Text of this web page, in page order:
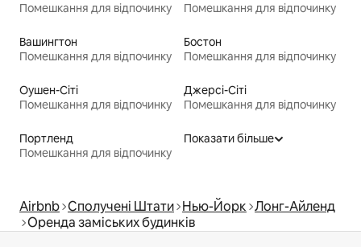
Помешкання для відпочинку
Помешкання для відпочинку
Вашингтон
Помешкання для відпочинку
Бостон
Помешкання для відпочинку
Оушен-Сіті
Помешкання для відпочинку
Джерсі-Сіті
Помешкання для відпочинку
Портленд
Помешкання для відпочинку
Показати більше
Airbnb Сполучені Штати Нью-Йорк Лонг-Айленд
Оренда заміських будинків